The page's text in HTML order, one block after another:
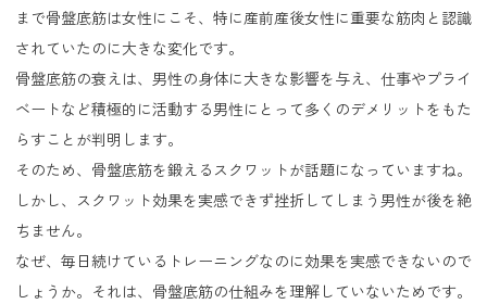
まで骨盤底筋は女性にこそ、特に産前産後女性に重要な筋肉と認識
されていたのに大きな変化です。
骨盤底筋の衰えは、男性の身体に大きな影響を与え、仕事やプライ
ベートなど積極的に活動する男性にとって多くのデメリットをもた
らすことが判明します。
そのため、骨盤底筋を鍛えるスクワットが話題になっていますね。
しかし、スクワット効果を実感できず挫折してしまう男性が後を絶
ちません。
なぜ、毎日続けているトレーニングなのに効果を実感できないので
しょうか。それは、骨盤底筋の仕組みを理解していないためです。